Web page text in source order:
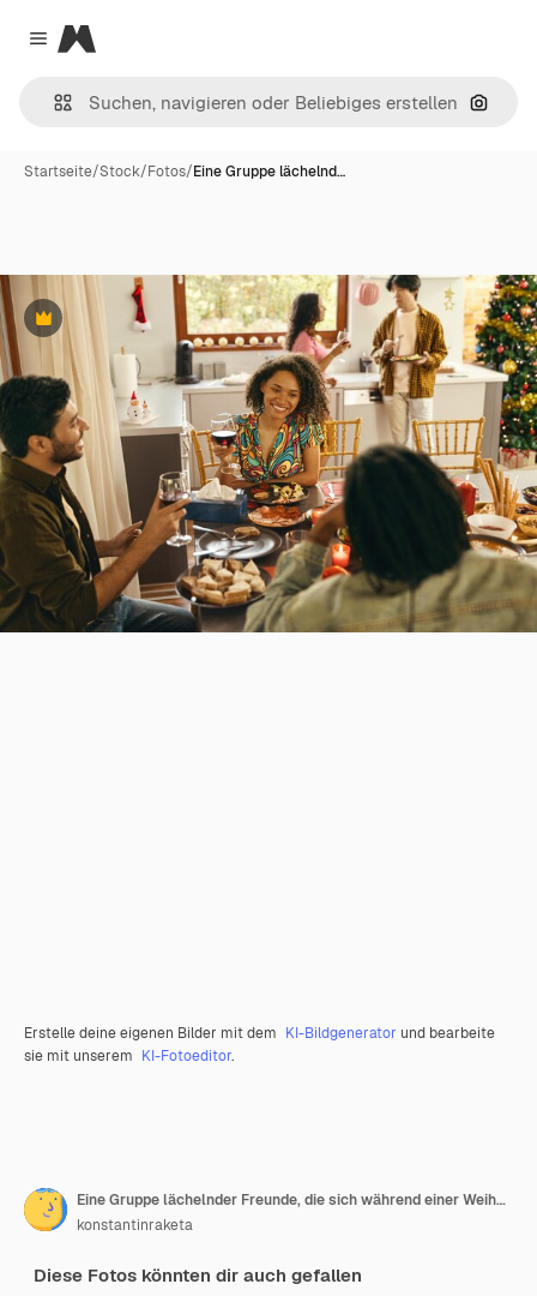
Close menu
Magnific
Nach
Startseite/Stock/Fotos/Eine Gruppe lächelnd…
Premium
Erstelle deine eigenen Bilder mit dem KI-Bildgenerator und bearbeite
sie mit unserem KI-Fotoeditor.
Eine Gruppe lächelnder Freunde, die sich während einer Weihnachtsfeier zu Hause unterhalten und Wein trinken
konstantinraketa
Diese Fotos könnten dir auch gefallen